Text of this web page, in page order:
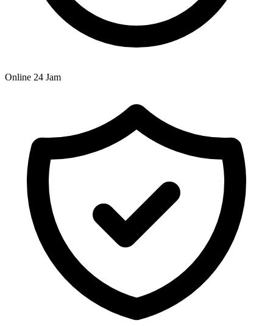
Online 24 Jam